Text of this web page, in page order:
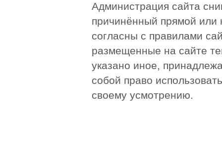
Администрация сайта
причинённый прямой или
согласны с правилами
размещенные на сайте
указано иное,
собой право
своему усмотрению.